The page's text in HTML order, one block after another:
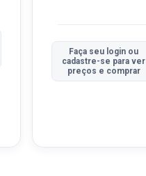
Faça seu login ou
cadastre-se para ver
preços e comprar